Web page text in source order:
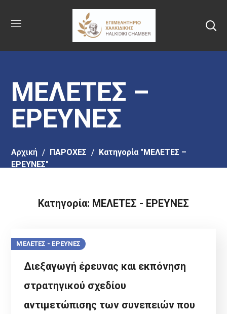
στο
περιεχόμενο
ΜΕΛΕΤΕΣ –
ΕΡΕΥΝΕΣ
Αρχική ΠΑΡΟΧΕΣ
Κατηγορία "ΜΕΛΕΤΕΣ –
ΕΡΕΥΝΕΣ"
Κατηγορία: ΜΕΛΕΤΕΣ - ΕΡΕΥΝΕΣ
ΜΕΛΕΤΕΣ - ΕΡΕΥΝΕΣ
Διεξαγωγή έρευνας και εκπόνηση
στρατηγικού σχεδίου
αντιμετώπισης των συνεπειών που